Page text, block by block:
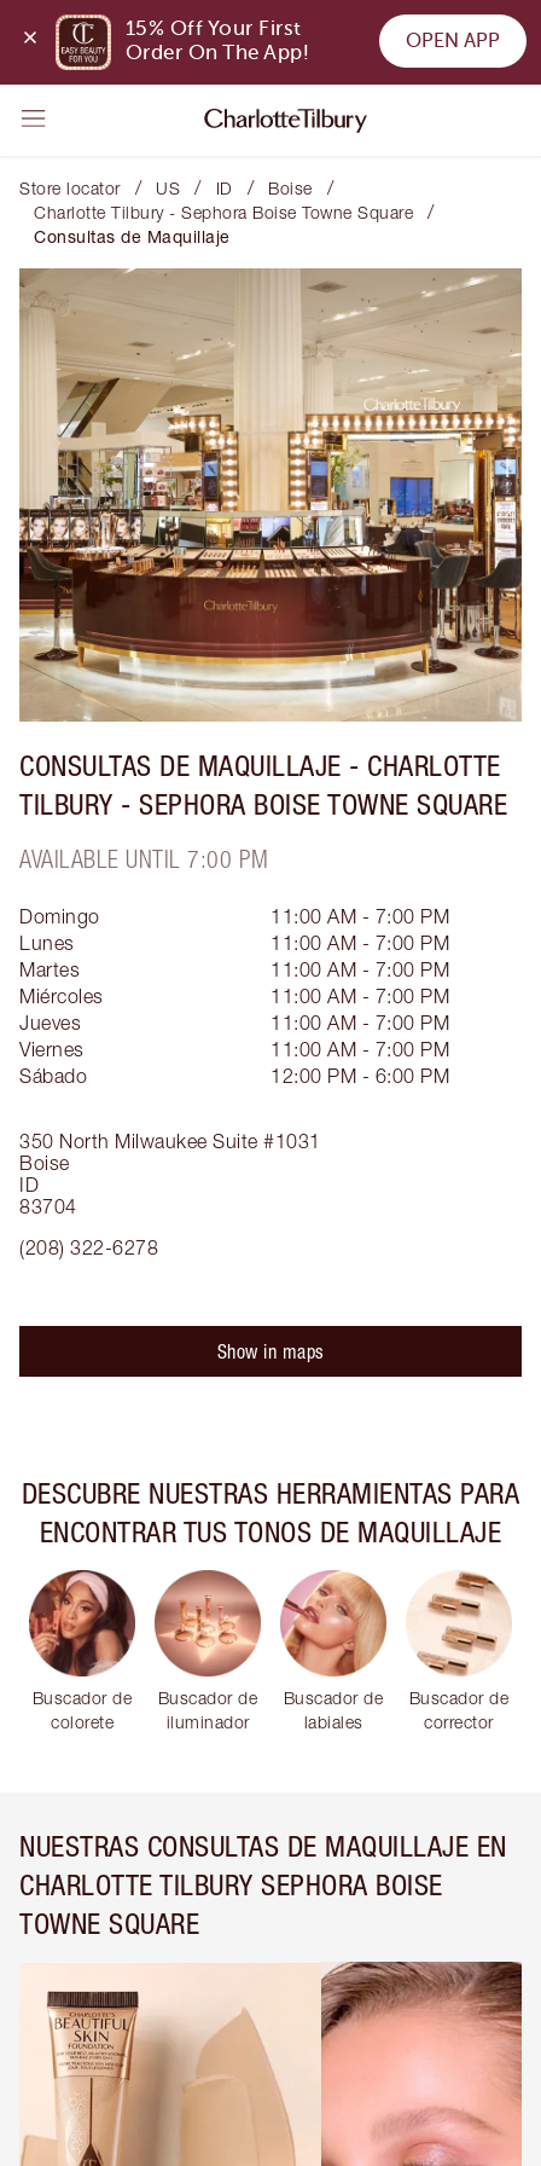
15% Off Your First
Order On The App!
OPEN APP
Store locator / US / ID / Boise /
Charlotte Tilbury - Sephora Boise Towne Square /
Consultas de Maquillaje
CONSULTAS DE MAQUILLAJE - CHARLOTTE
TILBURY - SEPHORA BOISE TOWNE SQUARE
AVAILABLE UNTIL 7:00 PM
350 North Milwaukee Suite #1031
Boise
ID
83704
(208) 322-6278
Domingo
11:00 AM - 7:00 PM
Lunes
11:00 AM - 7:00 PM
Martes
11:00 AM - 7:00 PM
Miércoles
11:00 AM - 7:00 PM
Jueves
11:00 AM - 7:00 PM
Viernes
11:00 AM - 7:00 PM
Sábado
12:00 PM - 6:00 PM
Show in maps
DESCUBRE NUESTRAS HERRAMIENTAS PARA
ENCONTRAR TUS TONOS DE MAQUILLAJE
Buscador de
colorete
Buscador de
iluminador
Buscador de
labiales
Buscador de
corrector
NUESTRAS CONSULTAS DE MAQUILLAJE EN
CHARLOTTE TILBURY SEPHORA BOISE
TOWNE SQUARE